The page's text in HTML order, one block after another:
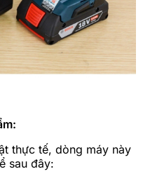
thực tế, dòng máy này
sau đây: